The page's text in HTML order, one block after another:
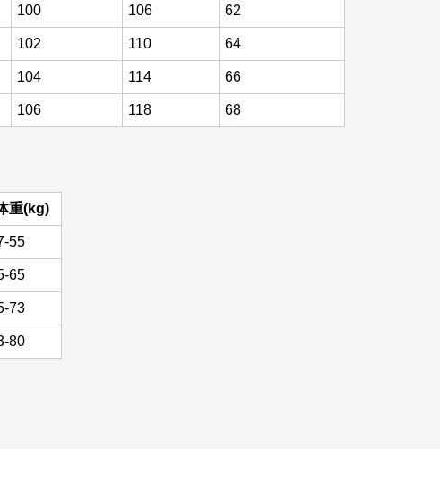
100 106 62
102 110 64
104 114 66
106 118 68
重(kg)
55
65
73
80